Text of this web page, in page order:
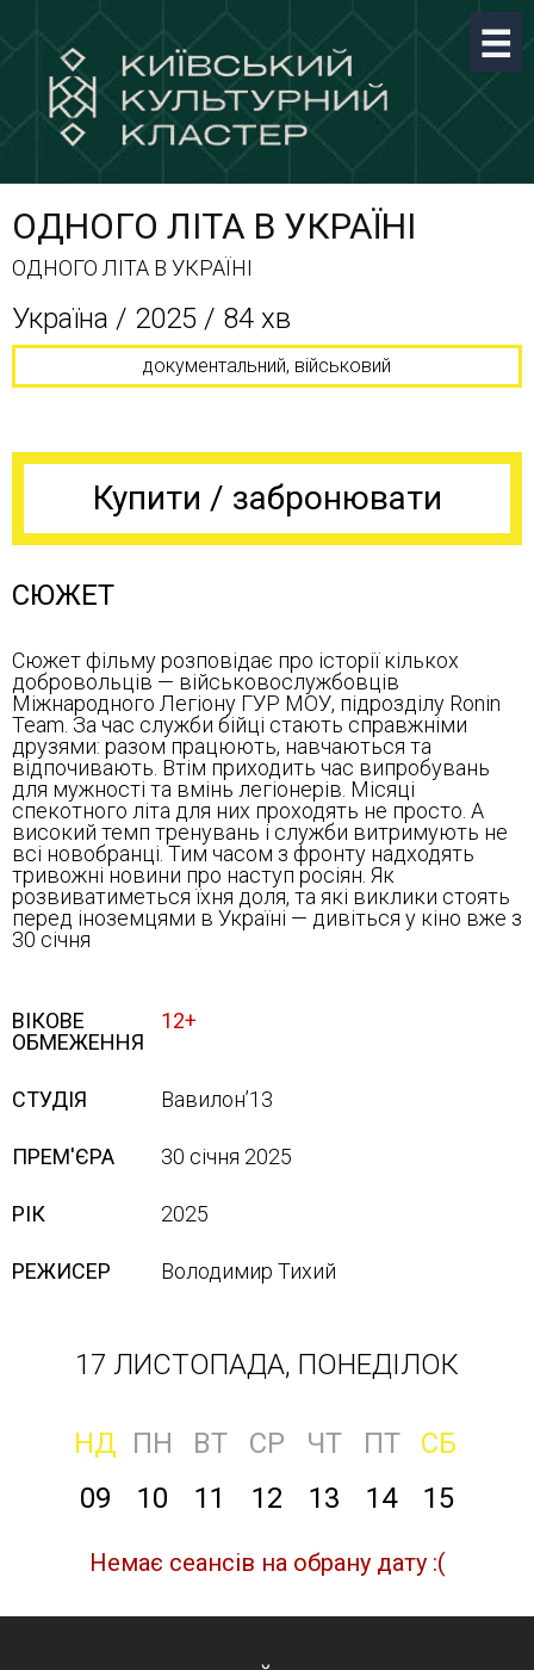
ОДНОГО ЛІТА В УКРАЇНІ
ОДНОГО ЛІТА В УКРАЇНІ
Україна / 2025 / 84 хв
документальний, військовий
Купити / забронювати
СЮЖЕТ
Сюжет фільму розповідає про історії кількох
добровольців — військовослужбовців
Міжнародного Легіону ГУР МOУ, підрозділу Ronin
Team. За час служби бійці стають справжніми
друзями: разом працюють, навчаються та
відпочивають. Втім приходить час випробувань
для мужності та вмінь легіонерів. Місяці
спекотного літа для них проходять не просто. А
високий темп тренувань і служби витримують не
всі новобранці. Тим часом з фронту надходять
тривожні новини про наступ росіян. Як
розвиватиметься їхня доля, та які виклики стоять
перед іноземцями в Україні — дивіться у кіно вже з
30 січня
ВІКОВЕ
ОБМЕЖЕННЯ
12+
СТУДІЯ Вавилон’13
ПРЕМ'ЄРА 30 січня 2025
РІК 2025
РЕЖИСЕР Володимир Тихий
17 ЛИСТОПАДА, ПОНЕДІЛОК
НД ПН ВТ СР ЧТ ПТ
СБ
09
10 11 12 13 14 15
Немає сеансів на обрану дату :(